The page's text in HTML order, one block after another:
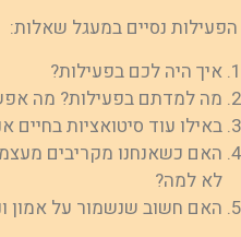
נסיים במעגל שאלות:
איך היה לכם בפעילות?
מה למדתם בפעילות? מה
באילו עוד סיטואציות בחיים
האם כשאנחנו מקריבים
לא למה?
האם חשוב שנשמור על אמון